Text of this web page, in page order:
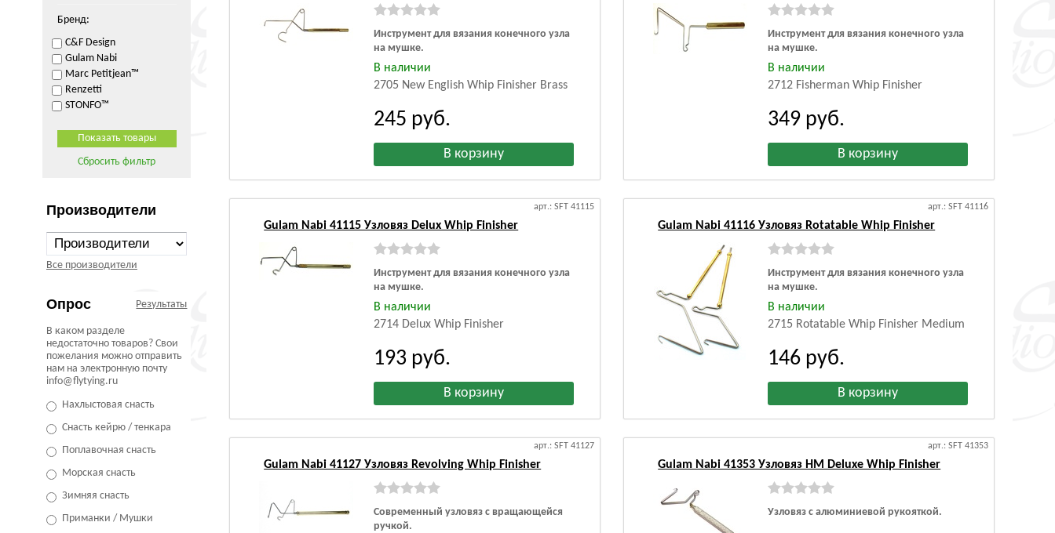
Бренд:
C&F Design
Gulam Nabi
Marc Petitjean™
Renzetti
STONFO™
Сбросить фильтр
Производители
Все производители
Опрос Результаты
В каком разделе
недостаточно товаров? Свои
пожелания можно отправить
нам на электронную почту
info@flytying.ru
Нахлыстовая снасть
Снасть кейрю / тенкара
Поплавочная снасть
Морская снасть
Зимняя снасть
Приманки / Мушки
Инструмент для вязания конечного узла
на мушке.
В наличии
2705 New English Whip Finisher Brass
245 руб.
Инструмент для вязания конечного узла
на мушке.
В наличии
2712 Fisherman Whip Finisher
349 руб.
арт.: SFT 41115
Gulam Nabi 41115 Узловяз Delux Whip Finisher
Инструмент для вязания конечного узла
на мушке.
В наличии
2714 Delux Whip Finisher
193 руб.
арт.: SFT 41116
Gulam Nabi 41116 Узловяз Rotatable Whip Finisher
Инструмент для вязания конечного узла
на мушке.
В наличии
2715 Rotatable Whip Finisher Medium
146 руб.
арт.: SFT 41127
Gulam Nabi 41127 Узловяз Revolving Whip Finisher
Современный узловяз с вращающейся
ручкой.
арт.: SFT 41353
Gulam Nabi 41353 Узловяз HM Deluxe Whip Finisher
Узловяз с алюминиевой рукояткой.